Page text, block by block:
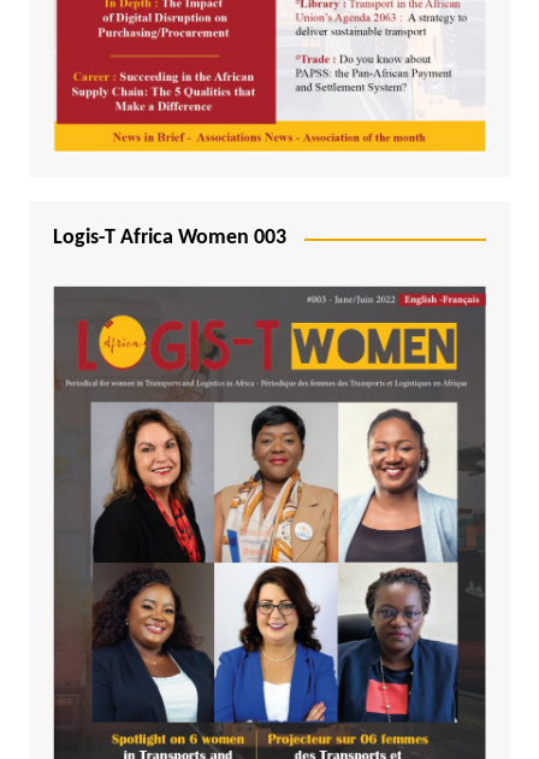
Logis-T Africa Women 003